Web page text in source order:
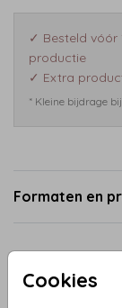
Cookies
✓ Besteld vóór
productie
✓ Extra
* Kleine bijdrage
Formaten en